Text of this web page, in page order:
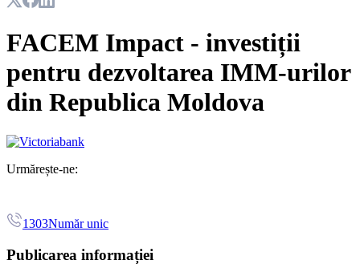
FACEM Impact - investiții
pentru dezvoltarea IMM-urilor
din Republica Moldova
Urmărește-ne:
1303Număr unic
Publicarea informației